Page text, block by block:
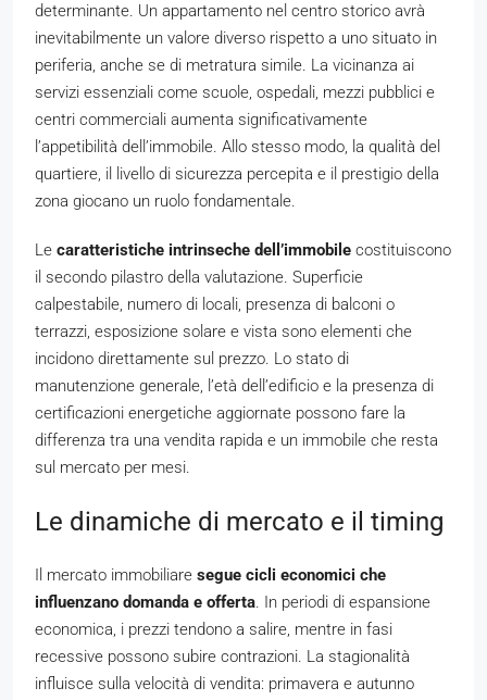
determinante. Un appartamento nel centro storico avrà
inevitabilmente un valore diverso rispetto a uno situato in
periferia, anche se di metratura simile. La vicinanza ai
servizi essenziali come scuole, ospedali, mezzi pubblici e
centri commerciali aumenta significativamente
l’appetibilità dell’immobile. Allo stesso modo, la qualità del
quartiere, il livello di sicurezza percepita e il prestigio della
zona giocano un ruolo fondamentale.
Le caratteristiche intrinseche dell’immobile costituiscono
il secondo pilastro della valutazione. Superficie
calpestabile, numero di locali, presenza di balconi o
terrazzi, esposizione solare e vista sono elementi che
incidono direttamente sul prezzo. Lo stato di
manutenzione generale, l’età dell’edificio e la presenza di
certificazioni energetiche aggiornate possono fare la
differenza tra una vendita rapida e un immobile che resta
sul mercato per mesi.
Le dinamiche di mercato e il timing
Il mercato immobiliare segue cicli economici che
influenzano domanda e offerta. In periodi di espansione
economica, i prezzi tendono a salire, mentre in fasi
recessive possono subire contrazioni. La stagionalità
influisce sulla velocità di vendita: primavera e autunno